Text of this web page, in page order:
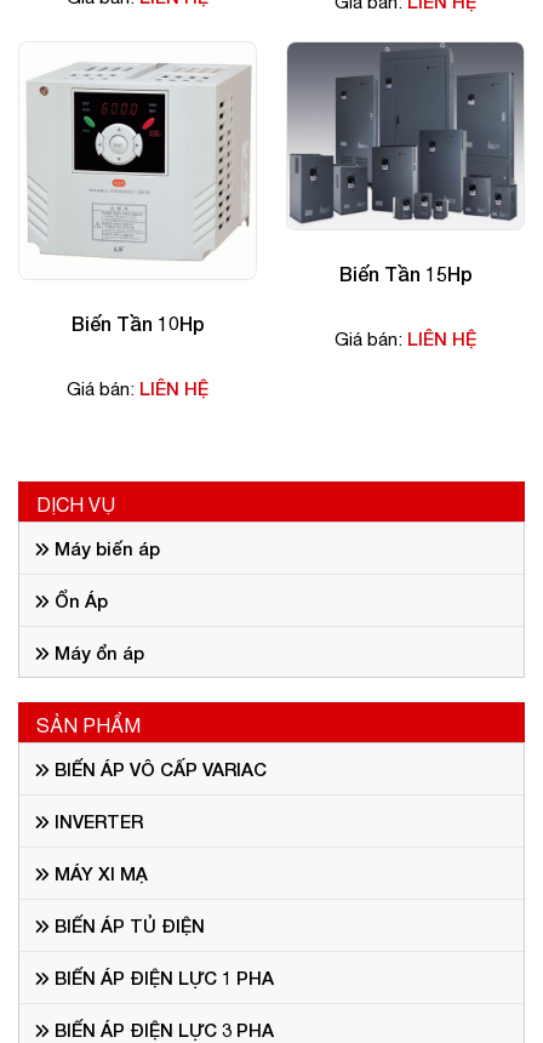
Biến Tần 10Hp
Giá bán: LIÊN HỆ
Biến Tần 15Hp
Giá bán: LIÊN HỆ
DỊCH VỤ
Máy biến áp
Ổn Áp
Máy ổn áp
SẢN PHẨM
BIẾN ÁP VÔ CẤP VARIAC
INVERTER
MÁY XI MẠ
BIẾN ÁP TỦ ĐIỆN
BIẾN ÁP ĐIỆN LỰC 1 PHA
BIẾN ÁP ĐIỆN LỰC 3 PHA